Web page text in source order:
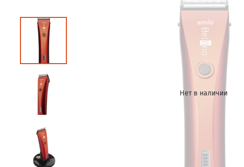
Нет в наличии